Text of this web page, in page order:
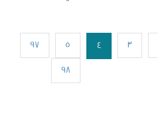
3
4
5
97
98